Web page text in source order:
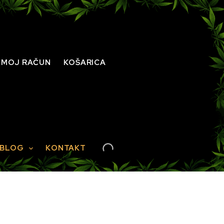
MOJ RAČUN KOŠARICA
BLOG KONTAKT